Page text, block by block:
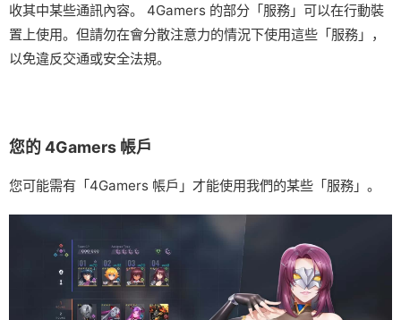
收其中某些通訊內容。 4Gamers 的部分「服務」可以在行動裝
置上使用。但請勿在會分散注意力的情況下使用這些「服務」，
以免違反交通或安全法規。
您的 4Gamers 帳戶
您可能需有「4Gamers 帳戶」才能使用我們的某些「服務」。